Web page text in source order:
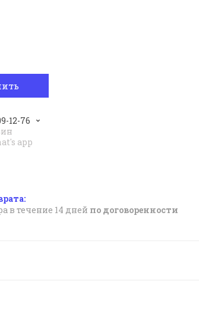
12-76
app
в течение 14 дней по договоренности